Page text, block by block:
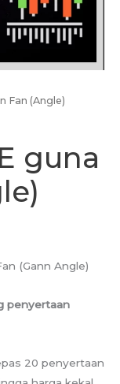
Fan (Angle)
guna
(Gann Angle)
penyertaan
20 penyertaan